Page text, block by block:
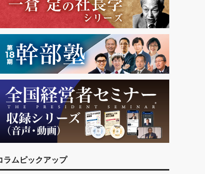
鈴木敏文氏 言葉で伝
（ジャーナリスト 勝
もっとみる
経営入
れる 気配りの達人(127)
決め手(203)
ク上の手紙・メール術(100)
の磨き方」(86)
洋思想に学ぶ経営学(132)
Ｖを味方に！新・仕事術(180)
鍛え方(32)
しむ基礎レッスン(12)
が読むべき今月の4冊(88)
しむ読書術(162)
(30)
ツ・ビジネスに学ぶ心理学(98)
『これぞ！"本物の温泉"』(157)
ジネス見聞録 経営ニュース(100)
間信司の経営無形庵(けいえいむぎょうあん)(166)
栄への着眼点 牟田太陽(76)
話を聞いて学ぼう 実学・耳学・磨く「ミミガク」のすすめ
ラムピックアップ